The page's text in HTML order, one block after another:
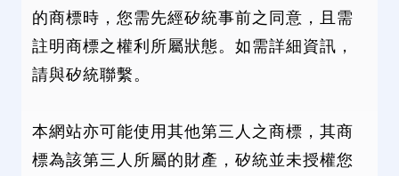
的商標時，您需先經矽統事前之同意，且需
註明商標之權利所屬狀態。如需詳細資訊，
請與矽統聯繫。
本網站亦可能使用其他第三人之商標，其商
標為該第三人所屬的財產，矽統並未授權您